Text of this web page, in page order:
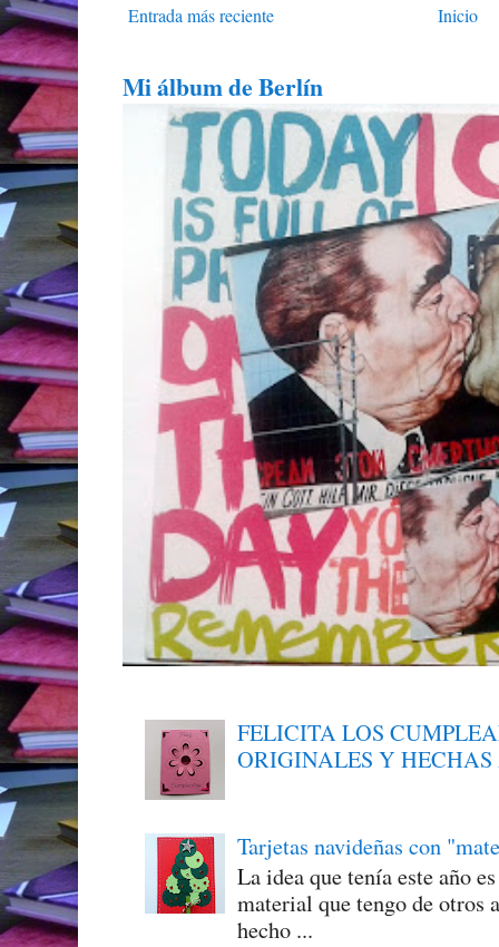
Entrada más reciente Inicio
Mi álbum de Berlín
FELICITA LOS
ORIGINALES Y
Tarjetas navideñas con
La idea que tenía este año
material que tengo de otros
hecho ...